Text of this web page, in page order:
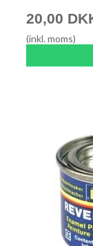
20,00
(inkl. moms)